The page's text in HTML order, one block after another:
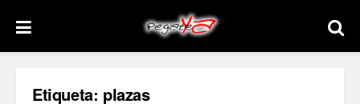
Etiqueta: plazas